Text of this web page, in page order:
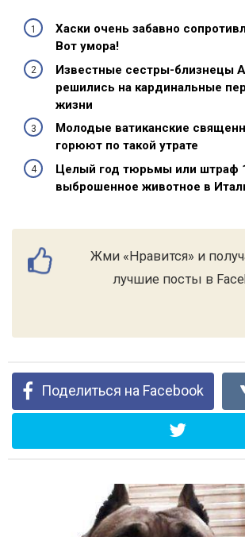
Хаски очень забавно
Вот умора!
Известные сестры-близнецы
решились на кардинальные
жизни
Молодые ватиканские
горюют по такой утрате
Целый год тюрьмы или штраф
выброшенное животное в
Жми «Нравится» и
лучшие посты в
Поделиться на Facebook